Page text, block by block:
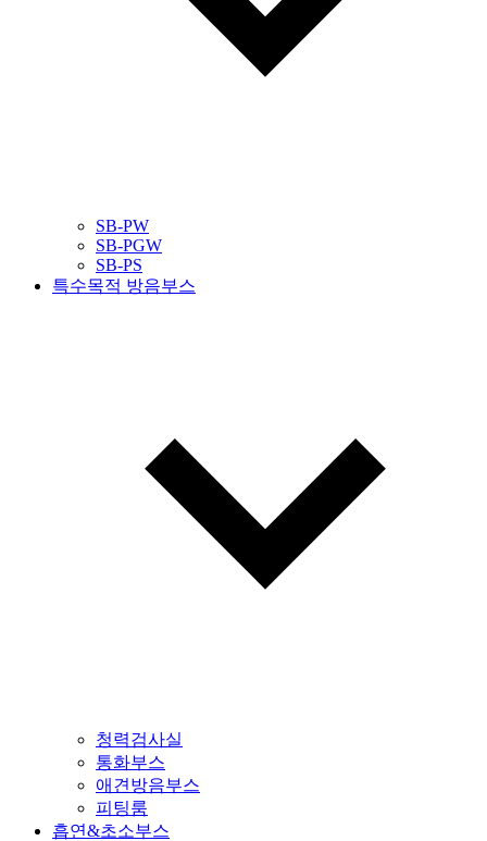
SB-PW
SB-PGW
SB-PS
특수목적 방음부스
청력검사실
통화부스
애견방음부스
피팅룸
흡연&초소부스